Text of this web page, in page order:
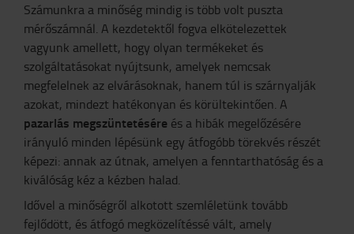
Számunkra a minőség mindig is több volt puszta
mérőszámnál. A kezdetektől fogva elkötelezettek
vagyunk amellett, hogy olyan termékeket és
szolgáltatásokat nyújtsunk, amelyek nemcsak
megfelelnek az elvárásoknak, hanem túl is szárnyalják
azokat, mindezt hatékonyan és körültekintően. A
pazarlás megszüntetésére és a hibák megelőzésére
irányuló minden lépésünk egy átfogóbb törekvés részét
képezi: annak az útnak, amelyen a fenntarthatóság és a
kiválóság kéz a kézben halad.
Idővel a minőségről alkotott szemléletünk tovább
fejlődött, és átfogó megközelítéssé vált, amely